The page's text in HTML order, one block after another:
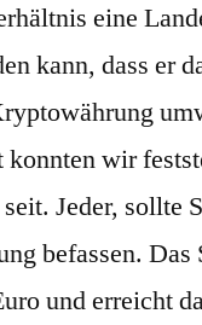
eine
kann, dass er
konnten wir
Jeder, sollte
befassen. Das
und erreicht